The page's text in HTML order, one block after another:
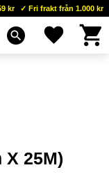
kr Fri frakt från 1.000 kr
search Favoriter
X 25M)